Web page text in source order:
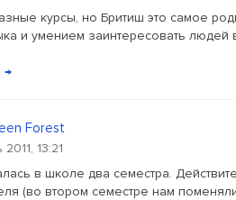
курсы, но Бритиш это самое
и умением заинтересовать людей
→
Forest
13:21
в школе два семестра.
(во втором семестре нам